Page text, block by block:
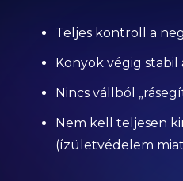
Teljes kontroll a
Könyök végig stabil
Nincs vállból
Nem kell teljesen
(ízületvédelem